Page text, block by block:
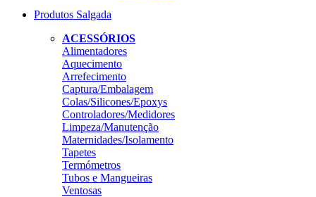
Produtos Salgada
ACESSÓRIOS
Alimentadores
Aquecimento
Arrefecimento
Captura/Embalagem
Colas/Silicones/Epoxys
Controladores/Medidores
Limpeza/Manutenção
Maternidades/Isolamento
Tapetes
Termómetros
Tubos e Mangueiras
Ventosas